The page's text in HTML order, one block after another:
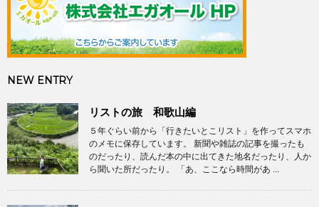
NEW ENTRY
リストの旅 和歌山編
５年ぐらい前から「行きたいとこリスト」を作ってスマホ
のメモに保存しています。 新聞や雑誌の記事を撮ったも
のだったり、読んだ本の中に出てきた地名だったり、人か
ら聞いた所だったり。 「あ、ここなら時間があ ...